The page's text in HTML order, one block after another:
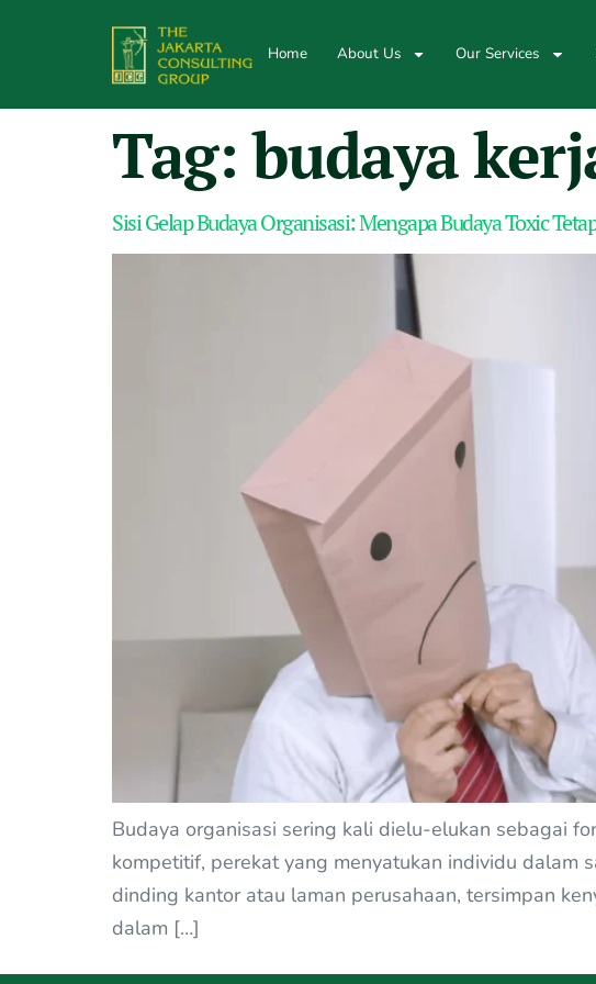
Home About Us Our Services
Tag:budaya
Sisi Gelap Budaya Organisasi: Mengapa Budaya Toxic
Budaya organisasi sering kali dielu-elukan sebagai
kompetitif, perekat yang menyatukan individu dalam
dinding kantor atau laman perusahaan, tersimpan
dalam […]